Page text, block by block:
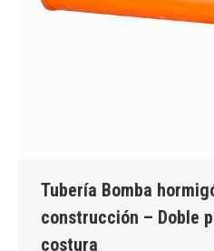
Tubería Bomba
construcción – Doble
costura